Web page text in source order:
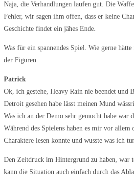
Naja, die Verhandlungen laufen gut. Die
Fehler, wir sagen ihm offen, dass er keine
Geschichte findet ein jähes Ende.
Was für ein spannendes Spiel. Wie gerne
der Figuren.
Patrick
Ok, ich gestehe, Heavy Rain nie beendet
Detroit gesehen habe lässt meinen Mund
Was ich an der Demo sehr gemocht habe
Während des Spielens haben es mir vor
Charaktere lesen konnte und wusste was ich
Den Zeitdruck im Hintergrund zu haben, war
kann die Situation auch einfach durch das